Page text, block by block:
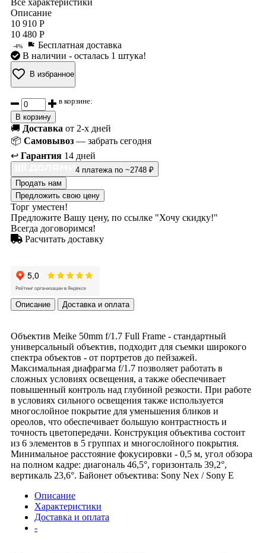
Описание
10 910 Р
10 480 Р
-4%
Бесплатная доставка
В наличии - осталась 1 штука!
В избранное
в корзине:
В корзину
🚚 Доставка от 2-х дней
📦 Самовывоз — забрать сегодня
↩️ Гарантия 14 дней
4 платежа по ~2748 ₽
Продать нам
Предложить свою цену
Торг уместен!
Предложите Вашу цену, по ссылке "Хочу скидку!"
Всегда договоримся!
Расчитать доставку
Описание Доставка и оплата
Объектив Meike 50mm f/1.7 Full Frame - стандартный
универсальный объектив, подходит для съемки широкого
спектра объектов - от портретов до пейзажей.
Максимальная диафрагма f/1.7 позволяет работать в
сложных условиях освещения, а также обеспечивает
повышенный контроль над глубиной резкости. При работе
в условиях сильного освещения также используется
многослойное покрытие для уменьшения бликов и
ореолов, что обеспечивает большую контрастность и
точность цветопередачи. Конструкция объектива состоит
из 6 элементов в 5 группах и многослойного покрытия.
Минимальное расстояние фокусировки - 0,5 м, угол обзора
на полном кадре: диагональ 46,5°, горизонталь 39,2°,
вертикаль 23,6°. Байонет объектива: Sony Nex / Sony E
Описание
Характеристики
Доставка и оплата
-